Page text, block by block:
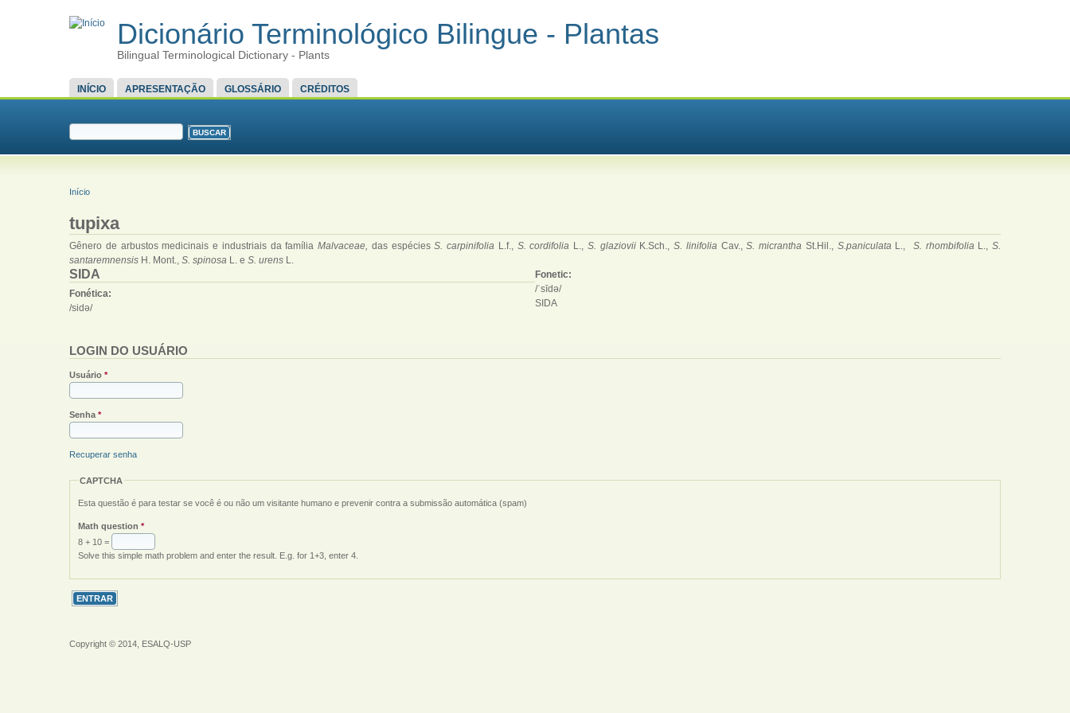
Dicionário Terminológico Bilingue - Plantas
Bilingual Terminological Dictionary - Plants
MENU PRINCIPAL
INÍCIO APRESENTAÇÃO GLOSSÁRIO CRÉDITOS
FORMULÁRIO DE BUSCA
VOCÊ ESTÁ AQUI
Início
tupixa
Gênero de arbustos medicinais e industriais da família Malvaceae, das espéciesS. carpinifolia L.f., S. cordifolia L., S. glaziovii K.Sch., S. linifolia Cav.,S. micrantha St.Hil., S.paniculata L., S. rhombifolia L., S.
santaremnensis H. Mont., S. spinosa L. e S. urens L.
SIDA
Fonética:
/sidə/
Fonetic:
/ˈsīdə/
SIDA
LOGIN DO USUÁRIO
Usuário *
Senha *
Recuperar senha
CAPTCHA
Esta questão é para testar se você é ou não um visitante humano e prevenir contra a submissão automática (spam)
Math question *
8 + 10 =
Solve this simple math problem and enter the result. E.g. for 1+3, enter 4.
Copyright © 2014, ESALQ-USP